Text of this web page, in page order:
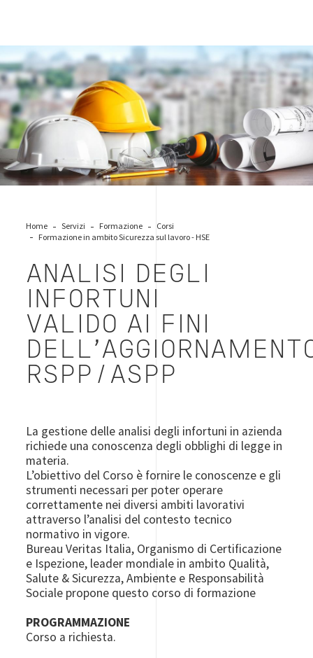
caschetti-sicurezza
Home Servizi Formazione
Corsi
Formazione in ambito Sicurezza sul lavoro - HSE
ANALISI DEGLI
INFORTUNI
VALIDO AI FINI
RSPP/ASPP
La gestione delle analisi degli infortuni in azienda
richiede una conoscenza degli obblighi di legge in
materia.
L’obiettivo del Corso è fornire le conoscenze e gli
strumenti necessari per poter operare
correttamente nei diversi ambiti lavorativi
attraverso l’analisi del contesto tecnico
normativo in vigore.
Bureau Veritas Italia, Organismo di Certificazione
e Ispezione, leader mondiale in ambito Qualità,
Salute & Sicurezza, Ambiente e Responsabilità
Sociale propone questo corso di formazione
PROGRAMMAZIONE
Corso a richiesta.